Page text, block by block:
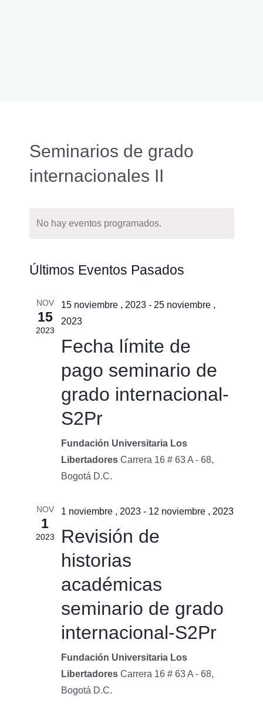
Seminarios de grado
internacionales II
No hay eventos programados.
Últimos Eventos Pasados
NOV
15
2023
15 noviembre , 2023- 25 noviembre ,
2023
Fecha límite de
pago seminario de
grado internacional-
S2Pr
Fundación Universitaria Los
Libertadores Carrera 16 # 63 A - 68,
Bogotá D.C.
NOV
1
2023
1 noviembre , 2023- 12 noviembre , 2023
Revisión de
historias
académicas
seminario de grado
internacional-S2Pr
Fundación Universitaria Los
Libertadores Carrera 16 # 63 A - 68,
Bogotá D.C.